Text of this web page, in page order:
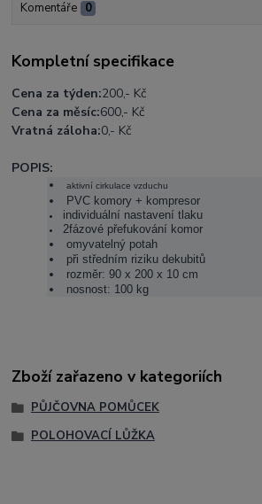
Komentáře 0
Kompletní specifikace
Cena za týden:200,- Kč
Cena za měsíc:600,- Kč
Vratná záloha:0,- Kč
POPIS:
aktivní cirkulace vzduchu
PVC komory + kompresor
individuální nastavení tlaku
2fázové přefukování komor
omyvatelný potah
při středním riziku dekubitů
rozměr: 90 x 200 x 10 cm
nosnost: 100 kg
Zboží zařazeno v kategoriích
PŮJČOVNA POMŮCEK
POLOHOVACÍ LŮŽKA